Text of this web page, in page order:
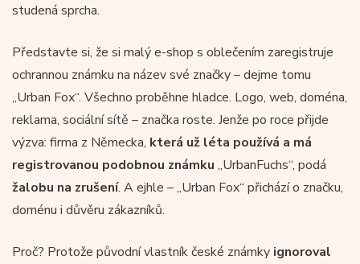
studená sprcha.
Představte si, že si malý e-shop s oblečením zaregistruje
ochrannou známku na název své značky – dejme tomu
„Urban Fox“. Všechno proběhne hladce. Logo, web, doména,
reklama, sociální sítě – značka roste. Jenže po roce přijde
výzva: firma z Německa, která už léta používá a má
registrovanou podobnou známku „UrbanFuchs“, podá
žalobu na zrušení. A ejhle – „Urban Fox“ přichází o značku,
doménu i důvěru zákazníků.
Proč? Protože původní vlastník české známky ignoroval